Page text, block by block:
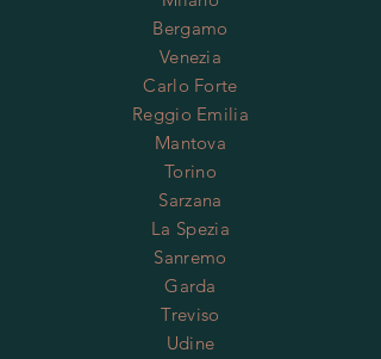
Bergamo
Venezia
Carlo Forte
Reggio Emilia
Mantova
Torino
Sarzana
La Spezia
Sanremo
Garda
Treviso
Udine